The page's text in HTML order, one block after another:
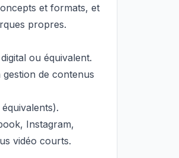
et formats, et
propres.
ou équivalent.
de contenus
Instagram,
vidéo courts.